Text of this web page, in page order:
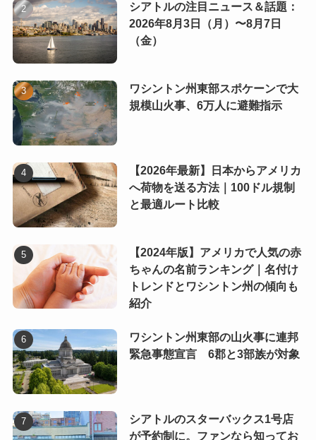
シアトルの注目ニュース＆話題：
2026年8月3日（月）〜8月7日
（金）
ワシントン州東部スポケーンで大
規模山火事、6万人に避難指示
【2026年最新】日本からアメリカ
へ荷物を送る方法｜100ドル規制
と最適ルート比較
【2024年版】アメリカで人気の赤
ちゃんの名前ランキング｜名付け
トレンドとワシントン州の傾向も
紹介
ワシントン州東部の山火事に連邦
緊急事態宣言 6郡と3部族が対象
シアトルのスターバックス1号店
が予約制に。ファンなら知ってお